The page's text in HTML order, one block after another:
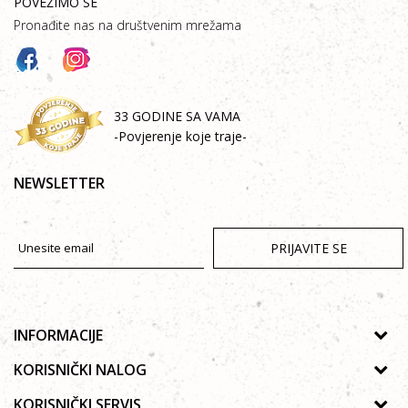
Pronađite nas na društvenim mrežama
33 GODINE SA VAMA
-Povjerenje koje traje-
NEWSLETTER
PRIJAVITE SE
INFORMACIJE
O nama
KORISNIČKI NALOG
Uputstvo za registraciju